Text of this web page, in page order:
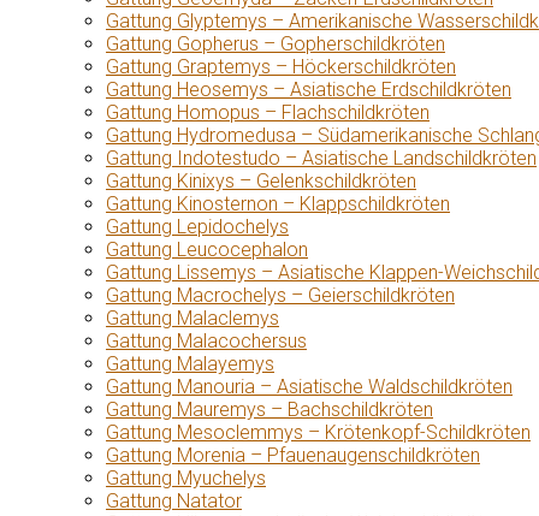
Gattung Glyptemys – Amerikanische
Gattung Gopherus – Gopherschildkröten
Gattung Graptemys – Höckerschildkröten
Gattung Heosemys – Asiatische Erdschildkröten
Gattung Homopus – Flachschildkröten
Gattung Hydromedusa – Südamerikanische
Gattung Indotestudo – Asiatische Landschildkröten
Gattung Kinixys – Gelenkschildkröten
Gattung Kinosternon – Klappschildkröten
Gattung Lepidochelys
Gattung Leucocephalon
Gattung Lissemys – Asiatische Klappen-
Gattung Macrochelys – Geierschildkröten
Gattung Malaclemys
Gattung Malacochersus
Gattung Malayemys
Gattung Manouria – Asiatische Waldschildkröten
Gattung Mauremys – Bachschildkröten
Gattung Mesoclemmys – Krötenkopf-Schildkröten
Gattung Morenia – Pfauenaugenschildkröten
Gattung Myuchelys
Gattung Natator